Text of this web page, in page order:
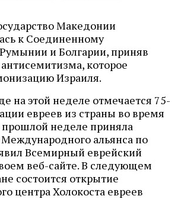
Македонии
к Соединенному
и Болгарии, приняв
которое
Израиля.
на этой неделе отмечается 75-
евреев из страны во время
прошлой неделе приняла
альянса по
Всемирный еврейский
веб-сайте. В следующем
состоится открытие
центра Холокоста евреев